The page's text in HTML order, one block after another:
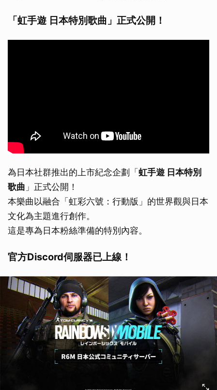
「虹手遊 日本特別歌曲」正式公開！
為日本社群推出的上市紀念企劃「 虹手遊 日本特別
歌曲 」正式公開！
本樂曲以融合「虹彩六號：行動版」的世界觀與日本
文化為主題進行創作。
這是專為日本粉絲準備的特別內容。
官方Discord伺服器已上線！